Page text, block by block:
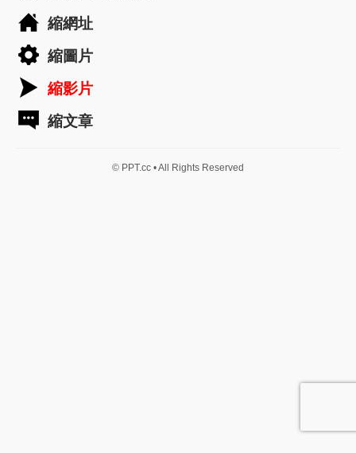
縮網址
縮圖片
縮影片
縮文章
© PPT.cc • All Rights Reserved